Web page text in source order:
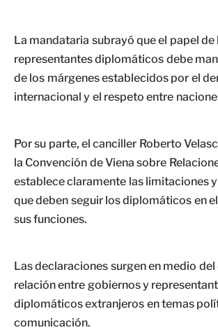
La mandataria subrayó que el papel de
representantes diplomáticos debe
de los márgenes establecidos por el
internacional y el respeto entre
Por su parte, el canciller Roberto
la Convención de Viena sobre
establece claramente las limitaciones
que deben seguir los diplomáticos en
sus funciones.
Las declaraciones surgen en medio
relación entre gobiernos y
diplomáticos extranjeros en temas
comunicación.